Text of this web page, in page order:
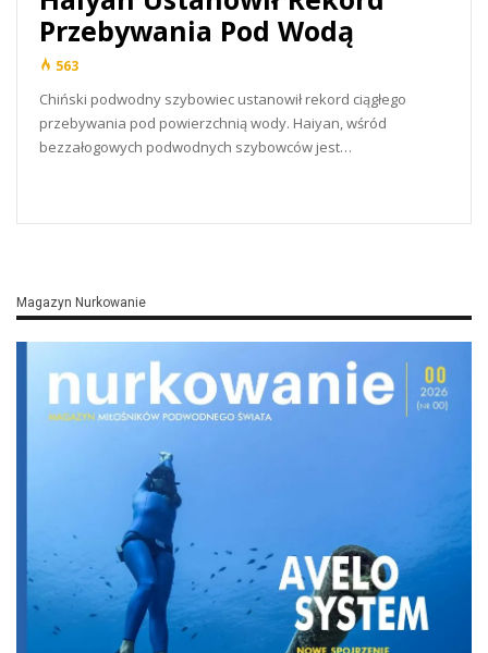
Przebywania Pod Wodą
563
Chiński podwodny szybowiec ustanowił rekord ciągłego
przebywania pod powierzchnią wody. Haiyan, wśród
bezzałogowych podwodnych szybowców jest…
Magazyn Nurkowanie